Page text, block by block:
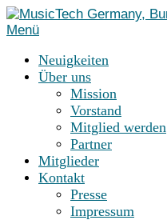
Zum
Inhalt
Menü
Neuigkeiten
Über uns
Mission
Vorstand
Mitglied werden
Partner
Mitglieder
Kontakt
Presse
Impressum